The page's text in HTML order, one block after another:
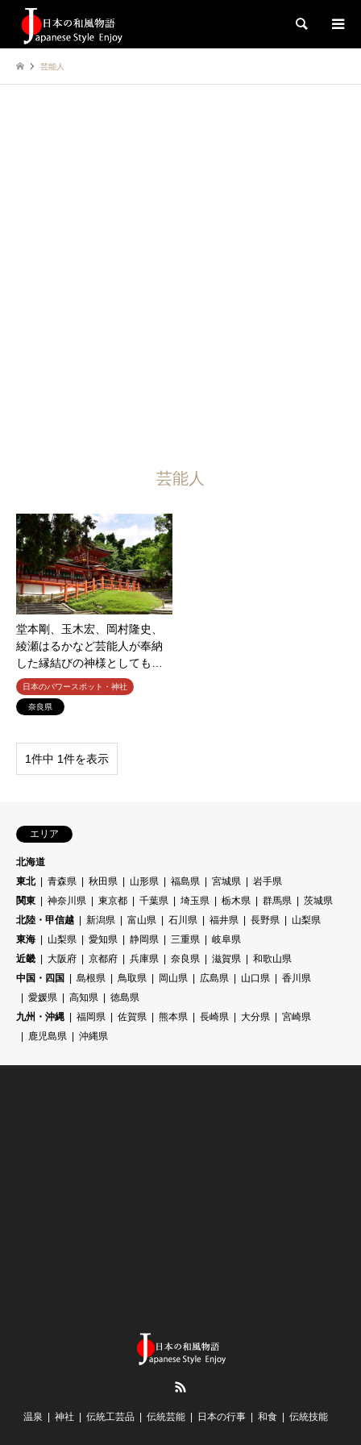
検索
芸能人
芸能人
堂本剛、玉木宏、岡村隆史、
綾瀬はるかなど芸能人が奉納
した縁結びの神様としても…
日本のパワースポット・神社
奈良県
1件中 1件を表示
エリア
北海道
東北
青森県 秋田県 山形県 福島県 宮城県
岩手県
関東
神奈川県 東京都 千葉県 埼玉県 栃木県 群馬県
茨城県
北陸・甲信越
新潟県 富山県 石川県 福井県 長野県
山梨県
東海
山梨県 愛知県 静岡県 三重県
岐阜県
近畿
大阪府 京都府 兵庫県 奈良県 滋賀県
和歌山県
中国・四国
島根県 鳥取県 岡山県 広島県 山口県
香川県
愛媛県
高知県
徳島県
九州・沖縄
福岡県 佐賀県 熊本県 長崎県 大分県
宮崎県
鹿児島県
沖縄県
温泉 神社 伝統工芸品 伝統芸能 日本の行事 和食 伝統技能